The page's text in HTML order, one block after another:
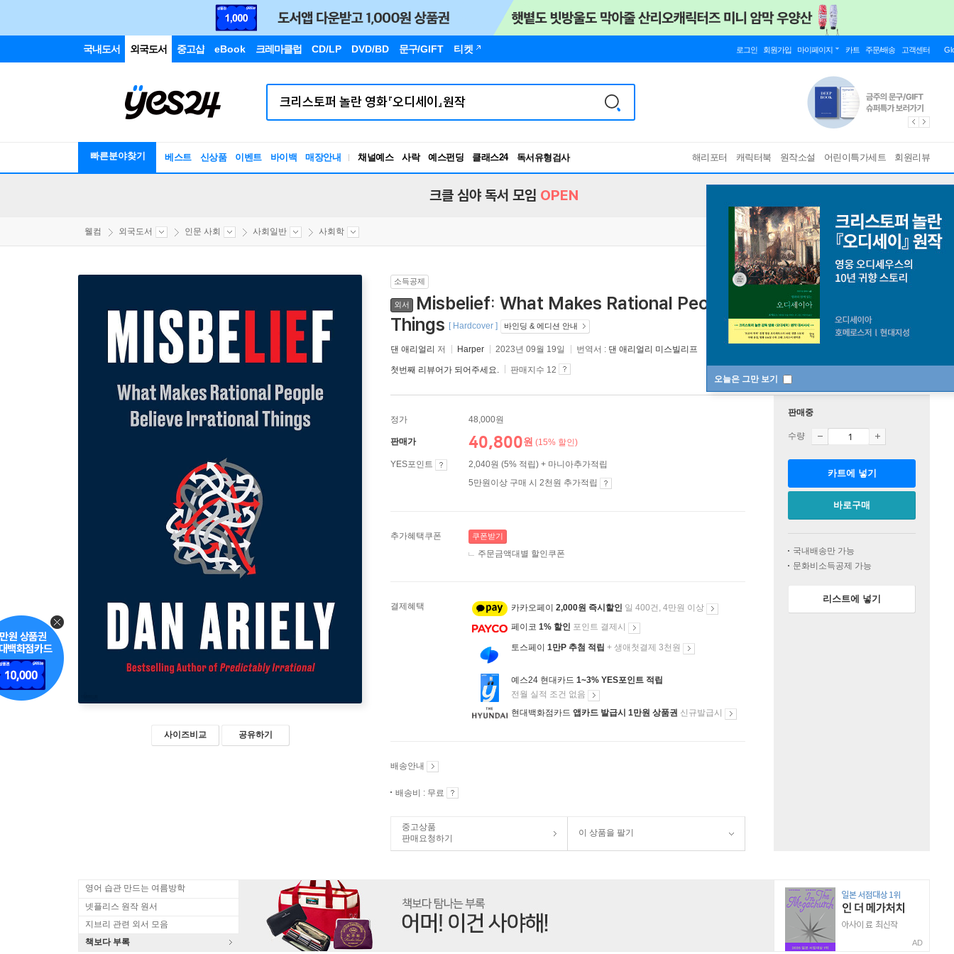
국내도서 외국도서 중고샵 eBook 크레마클럽 CD/LP DVD/BD 문구/GIFT 티켓 로그인 회원가입 마이페이지 카트 주문/배송 고객센터
빠른분야찾기 베스트 신상품 이벤트 바이백 매장안내 채널예스 사락 예스펀딩 클래스24
독서유형검사
RBTI Lab
해리포터 캐릭터북 원작소설 어린이특가세트 회원리뷰
오늘은 그만 보기
크클 심야 독서 모임 OPEN
웰컴 외국도서 인문 사회 사회일반 사회학
사이즈비교 공유하기
소득공제
외서
Misbelief: What Makes Rational People Believe Irrational
Things [ Hardcover ] 바인딩 & 에디션 안내
댄 애리얼리 저 Harper 2023년 09월 19일 번역서 : 댄 애리얼리 미스빌리프
첫번째 리뷰어가 되어주세요. 판매지수 12
정가 48,000원
판매가 40,800원 (15% 할인)
YES포인트
2,040원 (5% 적립) + 마니아추가적립
5만원이상 구매 시 2천원 추가적립
추가혜택쿠폰 쿠폰받기
주문금액대별 할인쿠폰
결제혜택 카카오페이 2,000원 즉시할인 일 400건, 4만원 이상
페이코 1% 할인 포인트 결제시
토스페이 1만P 추첨 적립 + 생애첫결제 3천원
예스24 현대카드 1~3% YES포인트 적립
전월 실적 조건 없음
현대백화점카드 앱카드 발급시 1만원 상품권 신규발급시
배송안내
배송비 : 무료
중고상품
판매요청하기
이 상품을 팔기
판매중
수량
카트에 넣기
바로구매
국내배송만 가능
문화비소득공제 가능
리스트에 넣기
영어 습관 만드는 여름방학
넷플리스 원작 원서
지브리 관련 외서 모음
책보다 부록
AD